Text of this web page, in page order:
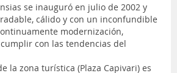
se inauguró en julio de 2002 y
cálido y con un inconfundible
modernización,
con las tendencias del
la zona turística (Plaza Capivari) es